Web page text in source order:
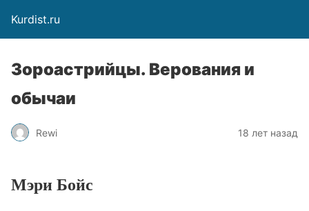
Kurdist.ru
Зороастрийцы. Верования и
обычаи
Rewi 18 лет назад
Мэри Бойс